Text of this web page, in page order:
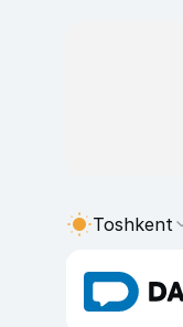
Toshkent